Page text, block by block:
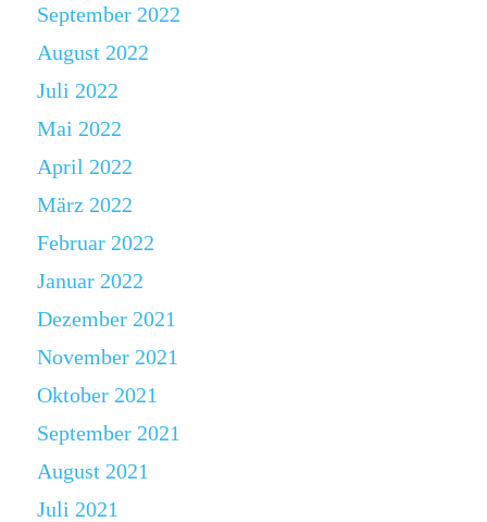
September 2022
August 2022
Juli 2022
Mai 2022
April 2022
März 2022
Februar 2022
Januar 2022
Dezember 2021
November 2021
Oktober 2021
September 2021
August 2021
Juli 2021